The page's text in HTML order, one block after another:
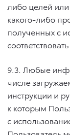
либо целей или
какого-либо
полученных с
9.3. Любые
числе
инструкции и
к которым
с